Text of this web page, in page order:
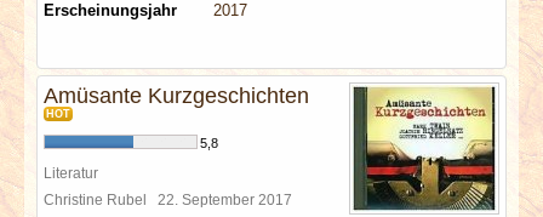
Erscheinungsjahr
2017
Amüsante Kurzgeschichten
HOT
5,8
Literatur
Christine Rubel 22. September 2017